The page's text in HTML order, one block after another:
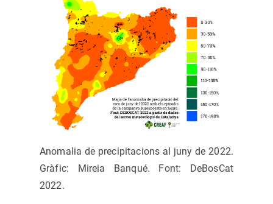
Anomalia de precipitacions al juny de 2022.
Gràfic: Mireia Banqué. Font: DeBosCat
2022.